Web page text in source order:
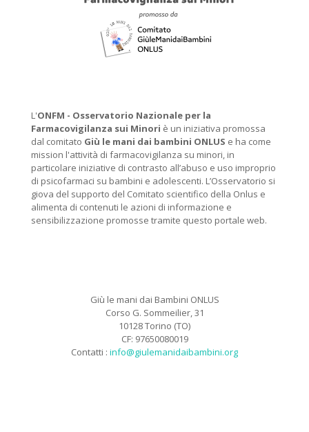
L'ONFM - Osservatorio Nazionale per la
Farmacovigilanza sui Minori è un iniziativa promossa
dal comitato Giù le mani dai bambini ONLUS e ha come
mission l'attività di farmacovigilanza su minori, in
particolare iniziative di contrasto all’abuso e uso improprio
di psicofarmaci su bambini e adolescenti. L’Osservatorio si
giova del supporto del Comitato scientifico della Onlus e
alimenta di contenuti le azioni di informazione e
sensibilizzazione promosse tramite questo portale web.
Giù le mani dai Bambini ONLUS
Corso G. Sommeilier, 31
10128 Torino (TO)
CF: 97650080019
Contatti : info@giulemanidaibambini.org